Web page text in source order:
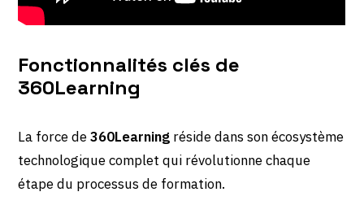
Fonctionnalités clés de
360Learning
La force de360Learning réside dans son écosystème
technologique complet qui révolutionne chaque
étape du processus de formation.